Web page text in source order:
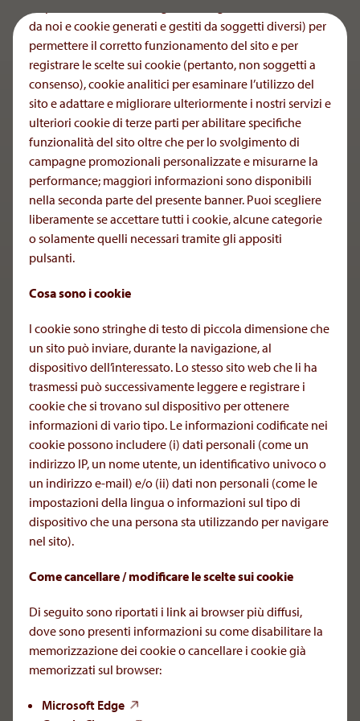
Al contenuto
Trasparenza e Modello 231
Scarica il modello 231:
Download
Modello_231.pdf
Download
Trasparenza_EFPIA.pdf
2025_AOPHealth_EFPIAReport
AOP Orphan Pharmaceuticals Italy S.R.L.
Via Umberto Forti 1
56121 Pisa, Italy
+39 050 8731644
office.it[at]aoporphan.com
Segnalazione delle reazioni avverse ai farmaci:
icsr[at]aop-health
com
infomed[at]aop-health.com
Legal Information
Business Name: AOP Orphan Pharmaceuticals Italy
Tax code and VAT number: IT10564160967
da noi e cookie generati e gestiti da soggetti diversi) per
permettere il corretto funzionamento del sito e per
registrare le scelte sui cookie (pertanto, non soggetti a
consenso), cookie analitici per esaminare l’utilizzo del
sito e adattare e migliorare ulteriormente i nostri servizi e
ulteriori cookie di terze parti per abilitare specifiche
funzionalità del sito oltre che per lo svolgimento di
campagne promozionali personalizzate e misurarne la
performance; maggiori informazioni sono disponibili
nella seconda parte del presente banner. Puoi scegliere
liberamente se accettare tutti i cookie, alcune categorie
o solamente quelli necessari tramite gli appositi
pulsanti.
Cosa sono i cookie
I cookie sono stringhe di testo di piccola dimensione che
un sito può inviare, durante la navigazione, al
dispositivo dell’interessato. Lo stesso sito web che li ha
trasmessi può successivamente leggere e registrare i
cookie che si trovano sul dispositivo per ottenere
informazioni di vario tipo. Le informazioni codificate nei
cookie possono includere (i) dati personali (come un
indirizzo IP, un nome utente, un identificativo univoco o
un indirizzo e-mail) e/o (ii) dati non personali (come le
impostazioni della lingua o informazioni sul tipo di
dispositivo che una persona sta utilizzando per navigare
nel sito).
Come cancellare / modificare le scelte sui cookie
Di seguito sono riportati i link ai browser più diffusi,
dove sono presenti informazioni su come disabilitare la
memorizzazione dei cookie o cancellare i cookie già
memorizzati sul browser:
Microsoft Edge